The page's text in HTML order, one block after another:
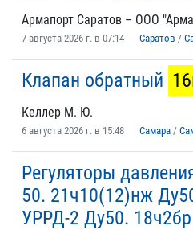
Армапорт Саратов – ООО
7 августа 2026 г. в 07:14 Саратов /
Клапан обратный
Келлер М. Ю.
6 августа 2026 г. в 15:48 Самара /
Регуляторы
50. 21ч10(12)нж
УРРД-2 Ду50.